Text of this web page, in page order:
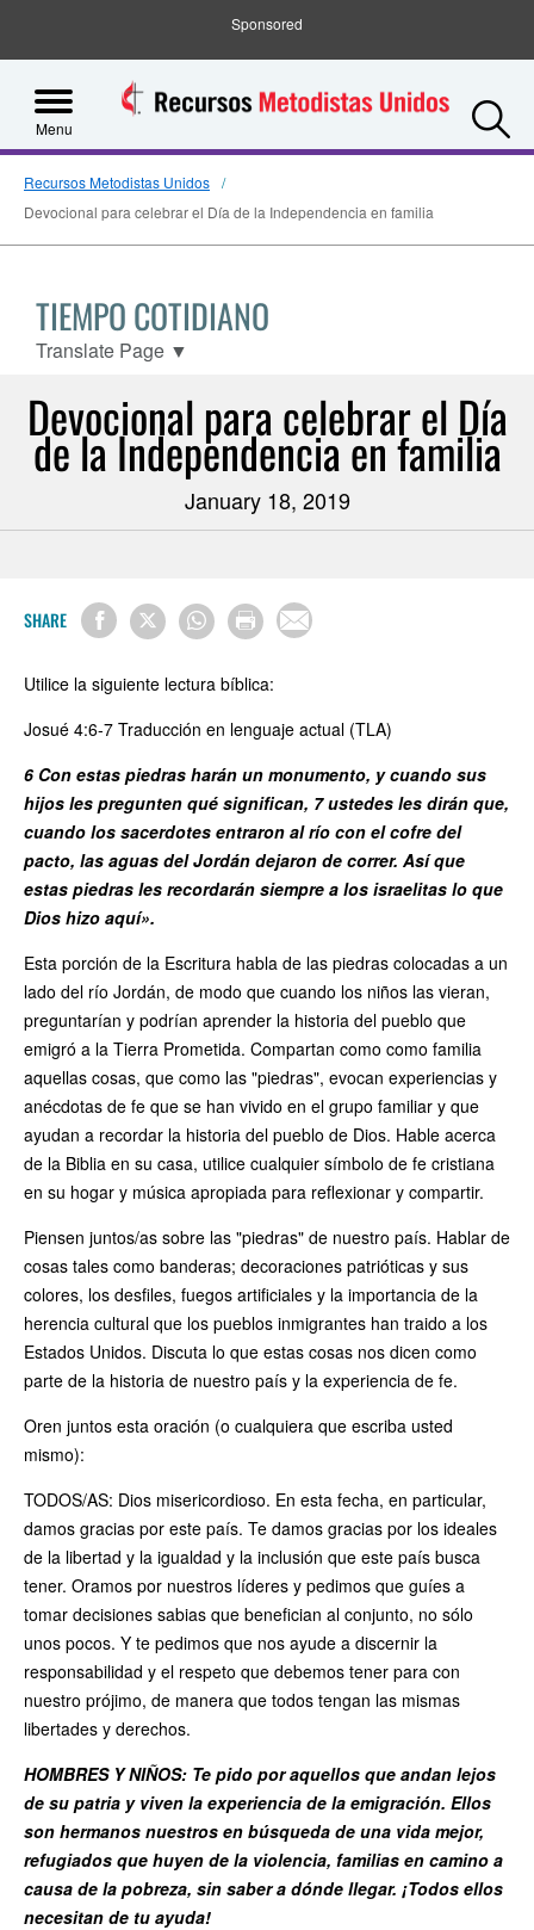
Sponsored
Menu
Recursos Metodistas Unidos
Devocional para celebrar el Día de la Independencia en familia
TIEMPO COTIDIANO
Translate Page ▼
Devocional para celebrar el Día
de la Independencia en familia
January 18, 2019
SHARE
Utilice la siguiente lectura bíblica:
Josué 4:6-7 Traducción en lenguaje actual (TLA)
6 Con estas piedras harán un monumento, y cuando sus
hijos les pregunten qué significan, 7 ustedes les dirán que,
cuando los sacerdotes entraron al río con el cofre del
pacto, las aguas del Jordán dejaron de correr. Así que
estas piedras les recordarán siempre a los israelitas lo que
Dios hizo aquí».
Esta porción de la Escritura habla de las piedras colocadas a un
lado del río Jordán, de modo que cuando los niños las vieran,
preguntarían y podrían aprender la historia del pueblo que
emigró a la Tierra Prometida. Compartan como como familia
aquellas cosas, que como las "piedras", evocan experiencias y
anécdotas de fe que se han vivido en el grupo familiar y que
ayudan a recordar la historia del pueblo de Dios. Hable acerca
de la Biblia en su casa, utilice cualquier símbolo de fe cristiana
en su hogar y música apropiada para reflexionar y compartir.
Piensen juntos/as sobre las "piedras" de nuestro país. Hablar de
cosas tales como banderas; decoraciones patrióticas y sus
colores, los desfiles, fuegos artificiales y la importancia de la
herencia cultural que los pueblos inmigrantes han traido a los
Estados Unidos. Discuta lo que estas cosas nos dicen como
parte de la historia de nuestro país y la experiencia de fe.
Oren juntos esta oración (o cualquiera que escriba usted
mismo):
TODOS/AS: Dios misericordioso. En esta fecha, en particular,
damos gracias por este país. Te damos gracias por los ideales
de la libertad y la igualdad y la inclusión que este país busca
tener. Oramos por nuestros líderes y pedimos que guíes a
tomar decisiones sabias que benefician al conjunto, no sólo
unos pocos. Y te pedimos que nos ayude a discernir la
responsabilidad y el respeto que debemos tener para con
nuestro prójimo, de manera que todos tengan las mismas
libertades y derechos.
HOMBRES Y NIÑOS: Te pido por aquellos que andan lejos
de su patria y viven la experiencia de la emigración. Ellos
son hermanos nuestros en búsqueda de una vida mejor,
refugiados que huyen de la violencia, familias en camino a
causa de la pobreza, sin saber a dónde llegar. ¡Todos ellos
necesitan de tu ayuda!